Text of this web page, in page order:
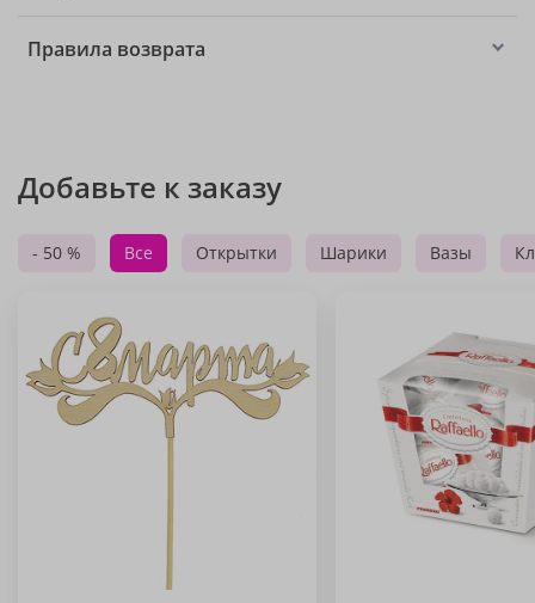
Правила возврата
Добавьте к заказу
- 50 % Все Открытки Шарики Вазы